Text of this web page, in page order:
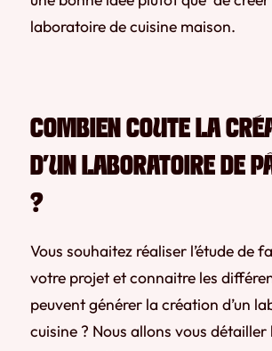
laboratoire de cuisine maison.
COMBIEN COUTE LA
D’UN LABORATOIRE DE
?
Vous souhaitez réaliser l’étude de
votre projet et connaitre les
peuvent générer la création d’un
cuisine ? Nous allons vous